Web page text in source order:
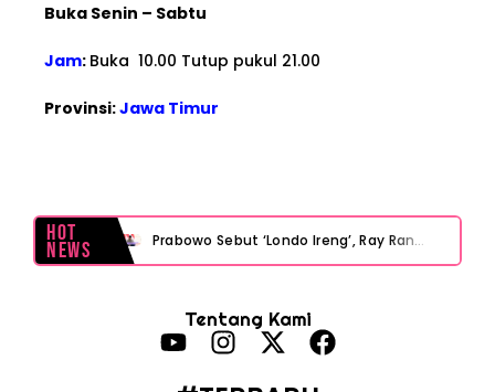
Buka Senin – Sabtu
Jam: Buka 10.00 Tutup pukul 21.00
Provinsi:Jawa Timur
Hot
News Prabowo Sebut ‘Londo Ireng’, Ray Rangkuti Desak DPR Bersikap, Ini Ulasan Politiknya
Tentang Kami